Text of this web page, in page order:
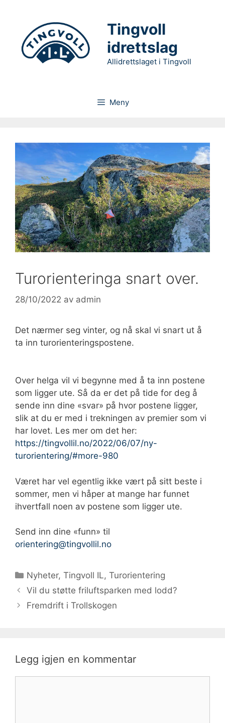
Tingvoll
idrettslag
Allidrettslaget i Tingvoll
Meny
Turorienteringa snart over.
28/10/2022 av admin
Det nærmer seg vinter, og nå skal vi snart ut å
ta inn turorienteringspostene.
Over helga vil vi begynne med å ta inn postene
som ligger ute. Så da er det på tide for deg å
sende inn dine «svar» på hvor postene ligger,
slik at du er med i trekningen av premier som vi
har lovet. Les mer om det her:
https://tingvollil.no/2022/06/07/ny-
turorientering/#more-980
Været har vel egentlig ikke vært på sitt beste i
sommer, men vi håper at mange har funnet
ihvertfall noen av postene som ligger ute.
Send inn dine «funn» til
orientering@tingvollil.no
Kategorier
Nyheter,Tingvoll IL,Turorientering
Vil du støtte friluftsparken med lodd?
Fremdrift i Trollskogen
Legg igjen en kommentar